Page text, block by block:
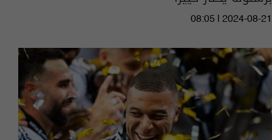
08:05 | 2024-08-21